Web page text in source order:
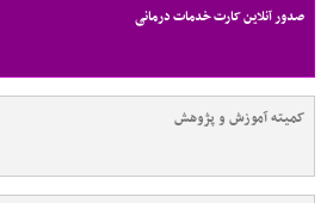
صدور آنلاین کارت خدمات درمانی
کمیته آموزش و پژوهش